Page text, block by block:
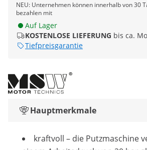
NEU: Unternehmen können innerhalb von 30
bezahlen mit
Auf Lager
KOSTENLOSE LIEFERUNG bis ca.
Tiefpreisgarantie
Hauptmerkmale
kraftvoll – die Putzmaschine